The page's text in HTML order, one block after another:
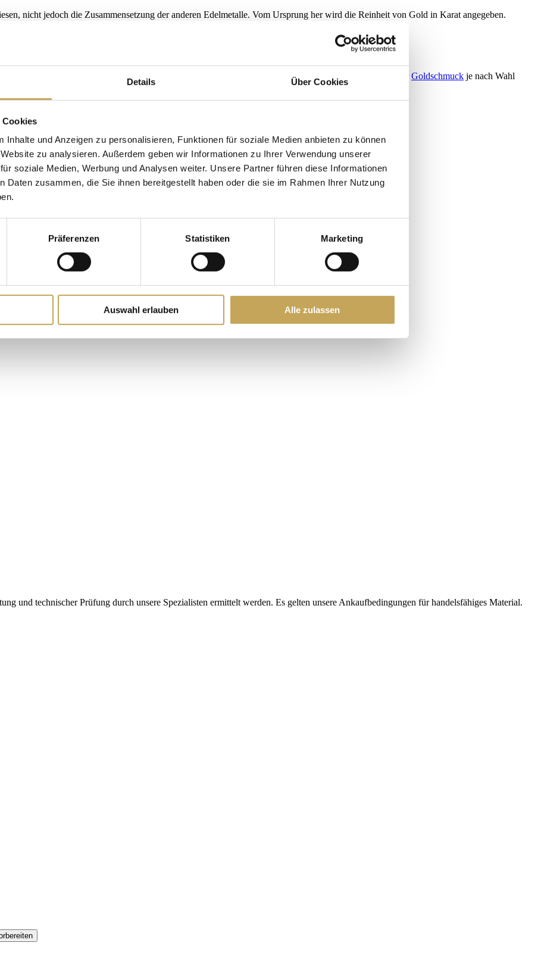
Details Über Cookies
Cookies
Inhalte und Anzeigen zu personalisieren, Funktionen für soziale Medien anbieten zu können
zu analysieren. Außerdem geben wir Informationen zu Ihrer Verwendung unserer
soziale Medien, Werbung und Analysen weiter. Unsere Partner führen diese Informationen
Daten zusammen, die Sie ihnen bereitgestellt haben oder die sie im Rahmen Ihrer Nutzung
Präferenzen Statistiken Marketing
Auswahl erlauben Alle zulassen
nicht jedoch die Zusammensetzung der anderen Edelmetalle. Vom Ursprung her wird die Reinheit von Gold in Karat angegeben.
kurz 18k. .
Weiß
wie kein anderer echter Schmuck. Durch das Verschmelzen mit anderen Edelmetallen bekommt derGoldschmuck je nach Wahl
und im Goldhandel sind Gelbgold, Rotgold sowie Weißgold.
nebst einem geringen Silberanteil
und Zink. Diese
und technischer Prüfung durch unsere Spezialisten ermittelt werden. Es gelten unsere Ankaufbedingungen für handelsfähiges Material.